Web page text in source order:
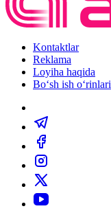
Kontaktlar
Reklama
Loyiha haqida
Bo‘sh ish o‘rinlari